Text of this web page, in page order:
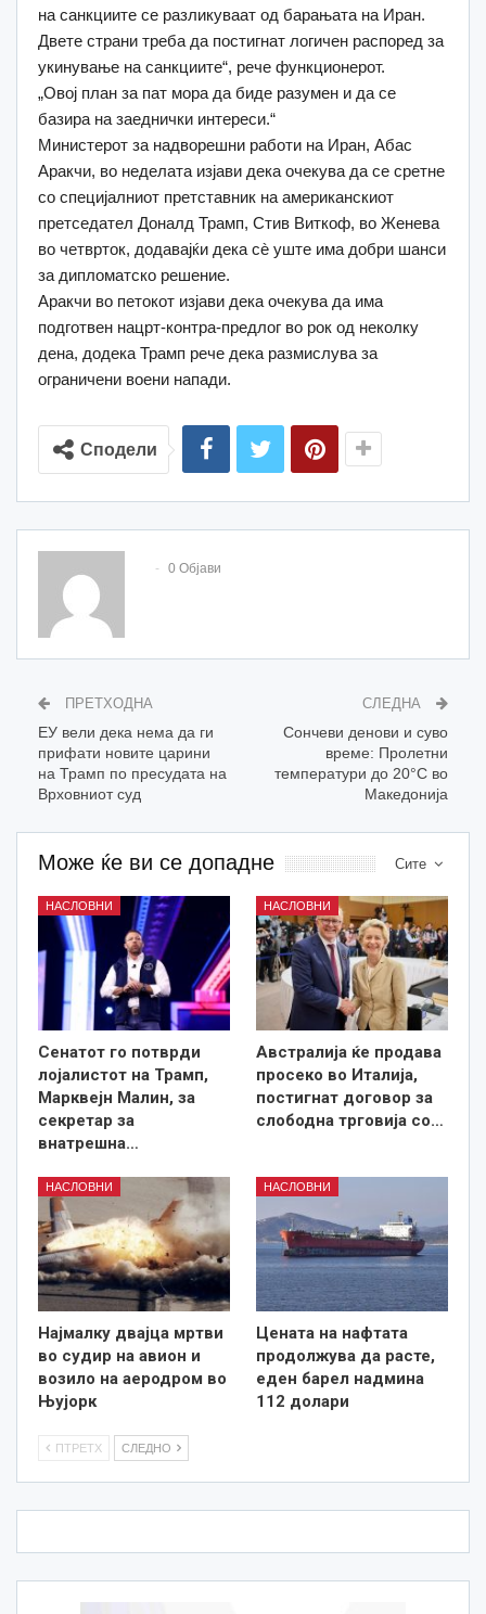
на санкциите се разликуваат од барањата на Иран.
Двете страни треба да постигнат логичен распоред за
укинување на санкциите“, рече функционерот.
„Овој план за пат мора да биде разумен и да се
базира на заеднички интереси.“
Министерот за надворешни работи на Иран, Абас
Аракчи, во неделата изјави дека очекува да се сретне
со специјалниот претставник на американскиот
претседател Доналд Трамп, Стив Виткоф, во Женева
во четврток, додавајќи дека сè уште има добри шанси
за дипломатско решение.
Аракчи во петокот изјави дека очекува да има
подготвен нацрт-контра-предлог во рок од неколку
дена, додека Трамп рече дека размислува за
ограничени воени напади.
Сподели
0 Објави
ПРЕТХОДНА
ЕУ вели дека нема да ги
прифати новите царини
на Трамп по пресудата на
Врховниот суд
СЛЕДНА
Сончеви денови и суво
време: Пролетни
температури до 20°C во
Македонија
Сите
Може ќе ви се допадне
НАСЛОВНИ
Сенатот го потврди
лојалистот на Трамп,
Марквејн Малин, за
секретар за
внатрешна…
НАСЛОВНИ
Австралија ќе продава
просеко во Италија,
постигнат договор за
слободна трговија со…
НАСЛОВНИ
Најмалку двајца мртви
во судир на авион и
возило на аеродром во
Њујорк
НАСЛОВНИ
Цената на нафтата
продолжува да расте,
еден барел надмина
112 долари
ПТРЕТХ СЛЕДНО